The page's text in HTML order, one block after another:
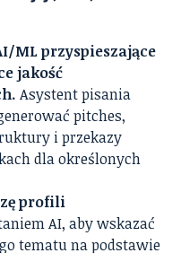
ML przyspieszające
jakość
Asystent pisania
pitches,
i przekazy
dla określonych
profili
AI, aby wskazać
tematu na podstawie